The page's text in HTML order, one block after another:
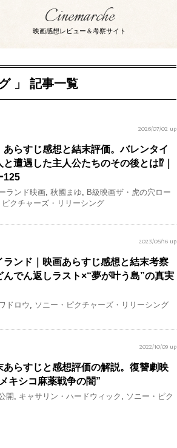
Cinemarche
映画感想レビュー＆考察サイト
」 記事一覧
2026/07/02 up
あらすじ感想と結末評価。バレンタイ
遭遇した主人公たちのその後とは⁉︎｜
125
ランド映画, 秋國まゆ, B級映画ザ・虎の穴ロー
ピクチャーズ・リリーシング
2023/05/16 up
ランド｜映画あらすじ感想と結末考察
でん返しラスト×“夢が叶う島”の真実
ドロウ , ソニー・ピクチャーズ・リリーシング
2022/10/09 up
あらすじと感想評価の解説。復讐劇映
キシコ麻薬戦争の闇”
開, キャサリン・ハードウィック , ソニー・ピク